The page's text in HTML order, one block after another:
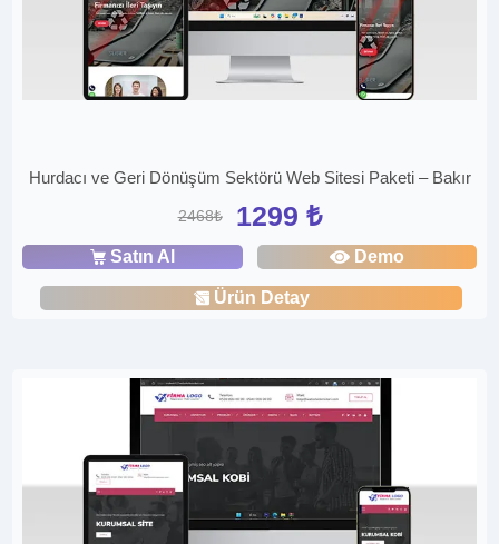
Hurdacı ve Geri Dönüşüm Sektörü Web Sitesi Paketi – Bakır
2468₺ 1299 ₺
Satın Al Demo
Ürün Detay